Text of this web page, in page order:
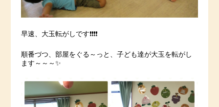
早速、大玉転がしです❗️❗️❗️❗️
順番づつ、部屋をぐる～っと、子ども達が大玉を転がし
ます～～～✨